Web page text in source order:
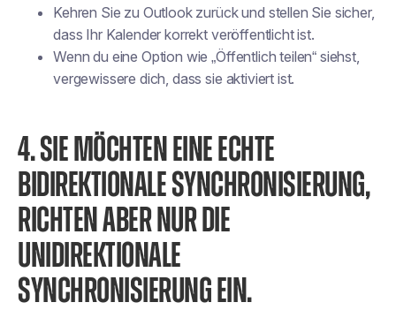
Kehren Sie zu Outlook zurück und stellen Sie sicher,
dass Ihr Kalender korrekt veröffentlicht ist.
Wenn du eine Option wie „Öffentlich teilen“ siehst,
vergewissere dich, dass sie aktiviert ist.
4. SIE MÖCHTEN EINE ECHTE
BIDIREKTIONALE SYNCHRONISIERUNG,
RICHTEN ABER NUR DIE
UNIDIREKTIONALE
SYNCHRONISIERUNG EIN.